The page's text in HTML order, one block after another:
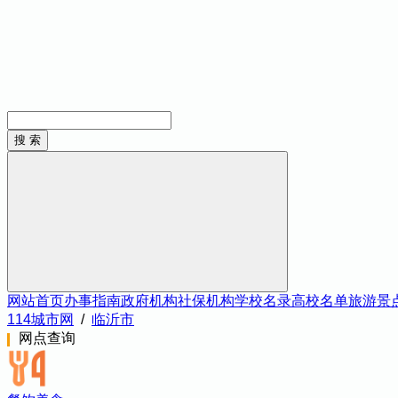
网站首页办事指南政府机构社保机构学校名录高校名单旅游景
114城市网
/ 临沂市
网点查询